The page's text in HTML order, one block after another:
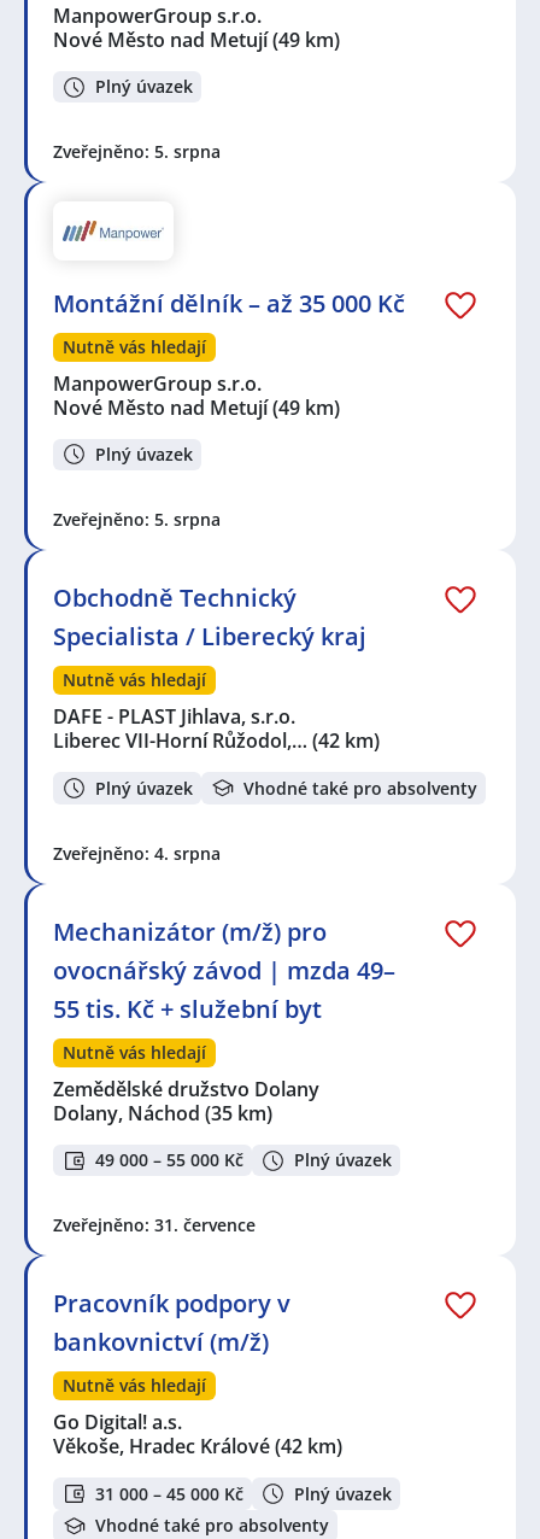
ManpowerGroup s.r.o.
Nové Město nad Metují(49 km)
Plný úvazek
Zveřejněno: 5. srpna
Montážní dělník – až 35 000 Kč
Nutně vás hledají
ManpowerGroup s.r.o.
Nové Město nad Metují(49 km)
Plný úvazek
Zveřejněno: 5. srpna
Obchodně Technický
Specialista / Liberecký kraj
Nutně vás hledají
DAFE - PLAST Jihlava, s.r.o.
Liberec VII-Horní Růžodol,… (42 km)
Plný úvazek Vhodné také pro absolventy
Zveřejněno: 4. srpna
Mechanizátor (m/ž) pro
ovocnářský závod | mzda 49–
55 tis. Kč + služební byt
Nutně vás hledají
Zemědělské družstvo Dolany
Dolany, Náchod (35 km)
49 000 – 55 000 Kč Plný úvazek
Zveřejněno: 31. července
Pracovník podpory v
bankovnictví (m/ž)
Nutně vás hledají
Go Digital! a.s.
Věkoše, Hradec Králové(42 km)
31 000 – 45 000 Kč
Plný úvazek
Vhodné také pro absolventy